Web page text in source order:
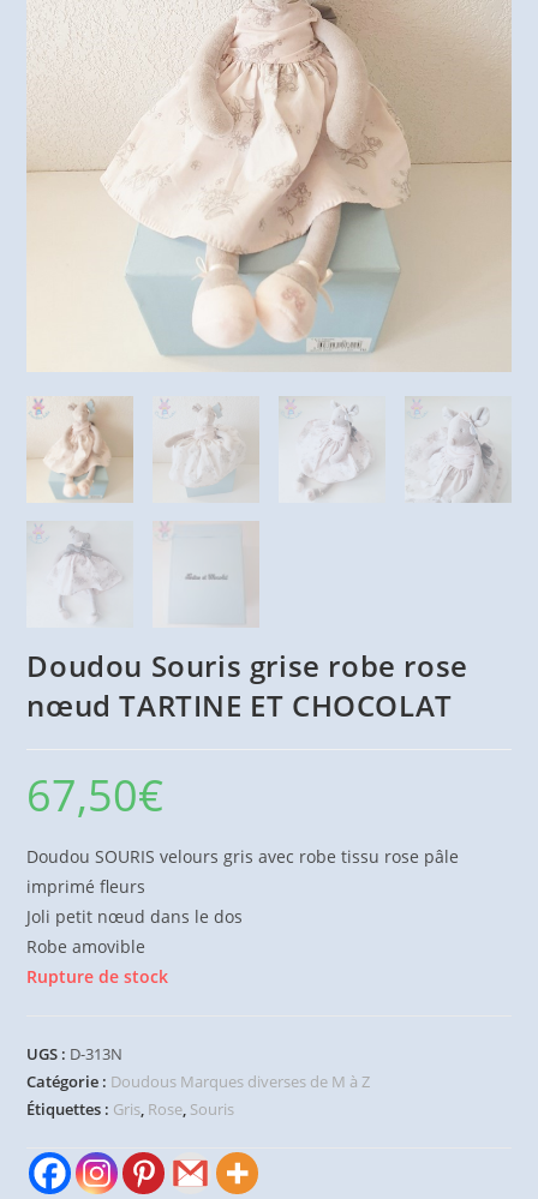
Doudou Souris grise robe rose
nœud TARTINE ET CHOCOLAT
67,50€
Doudou SOURIS velours gris avec robe tissu rose pâle
imprimé fleurs
Joli petit nœud dans le dos
Robe amovible
Rupture de stock
UGS : D-313N
Catégorie : Doudous Marques diverses de M à Z
Étiquettes : Gris Rose Souris